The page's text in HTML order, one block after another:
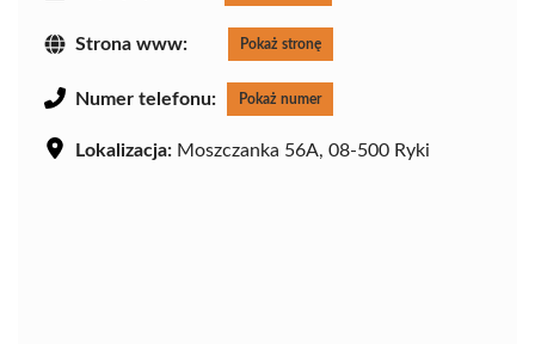
Strona www: Pokaż stronę
Numer telefonu: Pokaż numer
Lokalizacja: Moszczanka 56A, 08-500 Ryki